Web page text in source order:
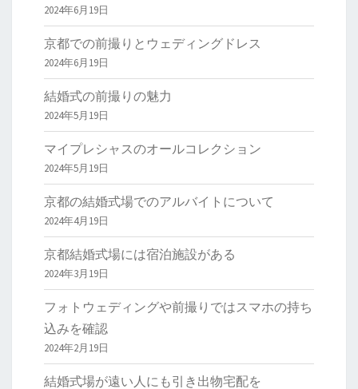
2024年6月19日
京都での前撮りとウェディングドレス
2024年6月19日
結婚式の前撮りの魅力
2024年5月19日
マイプレシャスのオールコレクション
2024年5月19日
京都の結婚式場でのアルバイトについて
2024年4月19日
京都結婚式場には宿泊施設がある
2024年3月19日
フォトウェディングや前撮りではスマホの持ち
込みを確認
2024年2月19日
結婚式場が遠い人にも引き出物宅配を